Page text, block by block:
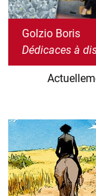
Golzio Boris
Dédicaces à